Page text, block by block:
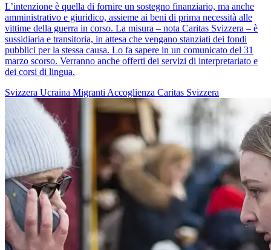
L’intenzione è quella di fornire un sostegno finanziario, ma anche
amministrativo e giuridico, assieme ai beni di prima necessità alle
vittime della guerra in corso. La misura – nota Caritas Svizzera – è
sussidiaria e transitoria, in attesa che vengano stanziati dei fondi
pubblici per la stessa causa. Lo fa sapere in un comunicato del 31
marzo scorso. Verranno anche offerti dei servizi di interpretariato e
dei corsi di lingua.
Svizzera Ucraina Migranti Accoglienza Caritas Svizzera